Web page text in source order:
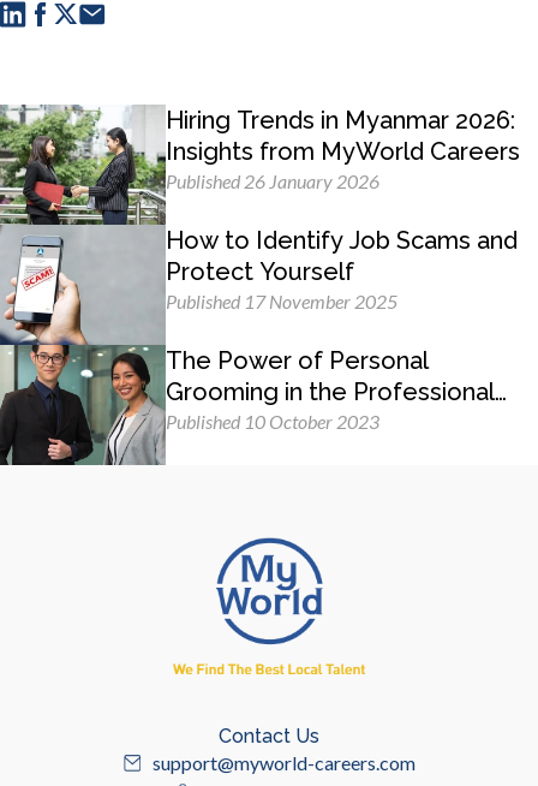
Hiring Trends in Myanmar 2026:
Insights from MyWorld Careers
Published 26 January 2026
How to Identify Job Scams and
Protect Yourself
Published 17 November 2025
The Power of Personal
Grooming in the Professional
Workplace
Published 10 October 2023
Contact Us
support@myworld-careers.com